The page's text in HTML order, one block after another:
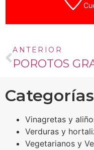
ANTERIOR
Categorías
Vinagretas y
Verduras y
Vegetarianos y